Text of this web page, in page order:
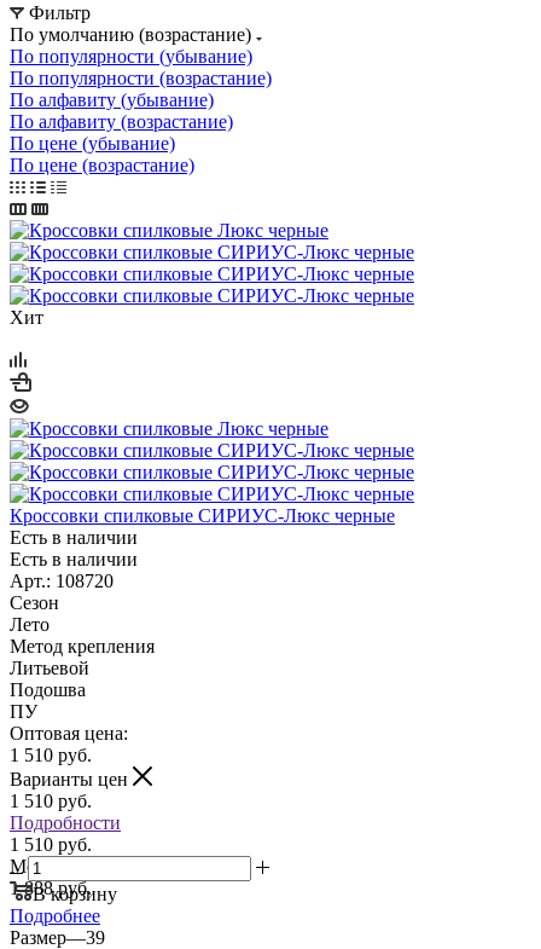
Фильтр
По умолчанию (возрастание)
По популярности (убывание)
По популярности (возрастание)
По алфавиту (убывание)
По алфавиту (возрастание)
По цене (убывание)
По цене (возрастание)
Хит
Кроссовки спилковые СИРИУС-Люкс черные
Есть в наличии
Есть в наличии
Арт.: 108720
Сезон
Лето
Метод крепления
Литьевой
Подошва
ПУ
Оптовая цена:
1 510 руб.
Варианты цен
1 510 руб.
Подробности
1 510 руб.
Мелкий опт:
1 888 руб.
В корзину
Подробнее
Размер—39